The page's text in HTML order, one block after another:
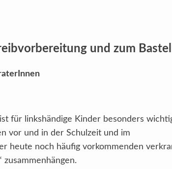
und zum
für linkshändige Kinder besonders
vor und in der Schulzeit und im
heute noch häufig vorkommenden
zusammenhängen.